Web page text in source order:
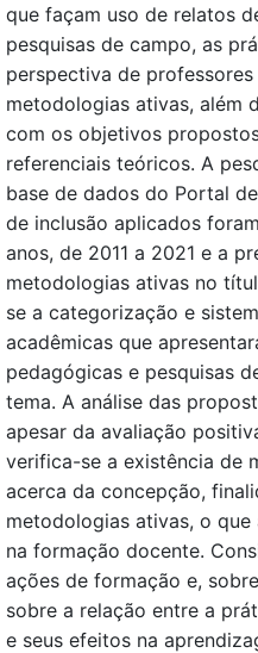
que façam uso de relatos
pesquisas de campo, as
perspectiva de
metodologias ativas, além
com os objetivos
referenciais teóricos. A
base de dados do Portal
de inclusão aplicados
anos, de 2011 a 2021 e a
metodologias ativas no
se a categorização e
acadêmicas que
pedagógicas e pesquisas
tema. A análise das
apesar da avaliação
verifica-se a existência de
acerca da concepção,
metodologias ativas, o
na formação docente.
ações de formação e,
sobre a relação entre a
e seus efeitos na